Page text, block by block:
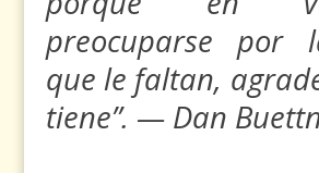
preocuparse por
que le faltan,
tiene”. — Dan